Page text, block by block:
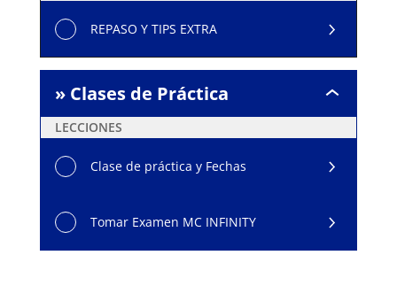
REPASO Y TIPS EXTRA
» Clases de Práctica
Clases
LECCIONES
Clase de práctica y Fechas
Tomar Examen MC INFINITY